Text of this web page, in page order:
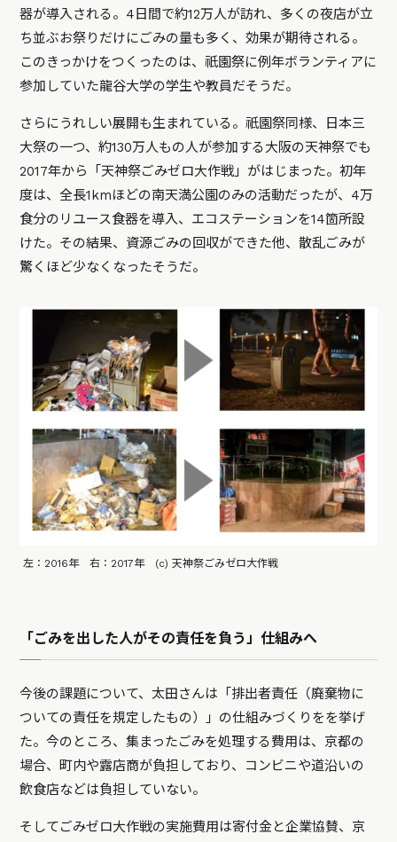
器が導入される。4日間で約12万人が訪れ、多くの夜店が立
ち並ぶお祭りだけにごみの量も多く、効果が期待される。
このきっかけをつくったのは、祇園祭に例年ボランティアに
参加していた龍谷大学の学生や教員だそうだ。
さらにうれしい展開も生まれている。祇園祭同様、日本三
大祭の一つ、約130万人もの人が参加する大阪の天神祭でも
2017年から「天神祭ごみゼロ大作戦」がはじまった。初年
度は、全長1kmほどの南天満公園のみの活動だったが、4万
食分のリユース食器を導入、エコステーションを14箇所設
けた。その結果、資源ごみの回収ができた他、散乱ごみが
驚くほど少なくなったそうだ。
左：2016年 右：2017年 (c) 天神祭ごみゼロ大作戦
「ごみを出した人がその責任を負う」仕組みへ
今後の課題について、太田さんは「排出者責任（廃棄物に
ついての責任を規定したもの）」の仕組みづくりをを挙げ
た。今のところ、集まったごみを処理する費用は、京都の
場合、町内や露店商が負担しており、コンビニや道沿いの
飲食店などは負担していない。
そしてごみゼロ大作戦の実施費用は寄付金と企業協賛、京